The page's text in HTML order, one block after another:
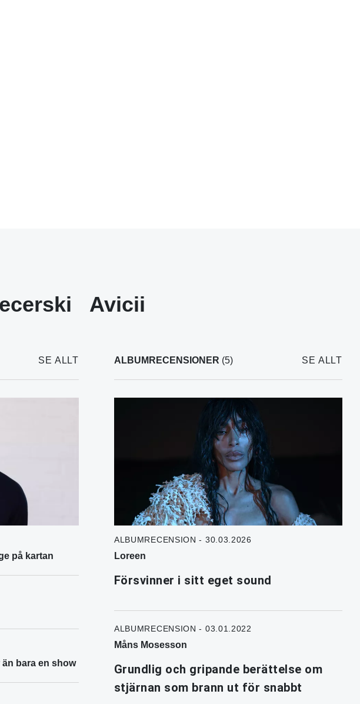
Avicii
SE ALLT
på kartan
bara en show
ALBUMRECENSIONER (5) SE ALLT
ALBUMRECENSION - 30.03.2026
Loreen
Försvinner i sitt eget sound
ALBUMRECENSION - 03.01.2022
Måns Mosesson
Grundlig och gripande berättelse om
stjärnan som brann ut för snabbt